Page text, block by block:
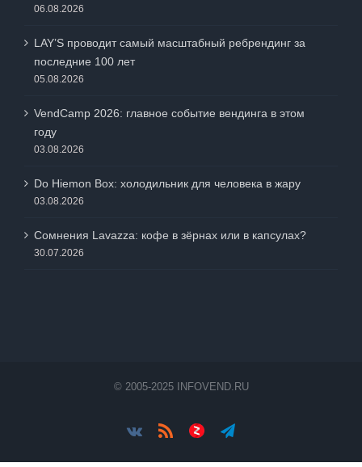
06.08.2026
LAY’S проводит самый масштабный ребрендинг за
последние 100 лет
05.08.2026
VendCamp 2026: главное событие вендинга в этом
году
03.08.2026
Do Hiemon Box: холодильник для человека в жару
03.08.2026
Сомнения Lavazza: кофе в зёрнах или в капсулах?
30.07.2026
© 2005-2025 INFOVEND.RU
Vk RssЯндес.ДзенTelegram